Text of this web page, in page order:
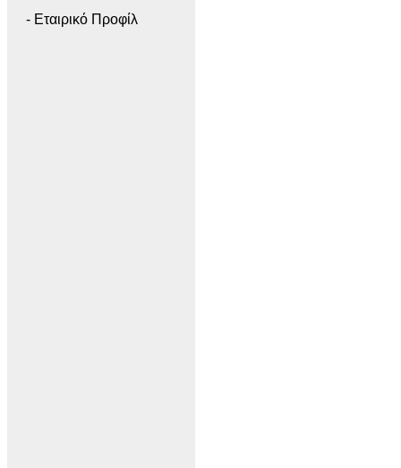
- Εταιρικό Προφίλ